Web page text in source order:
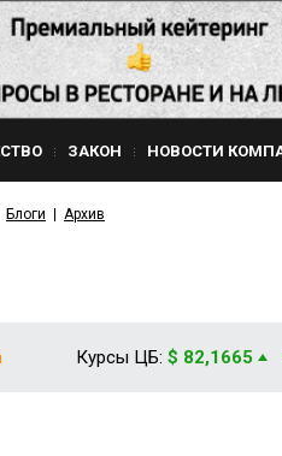
ЗАКОН НОВОСТИ
Блоги Архив
Курсы ЦБ: $ 82,1665